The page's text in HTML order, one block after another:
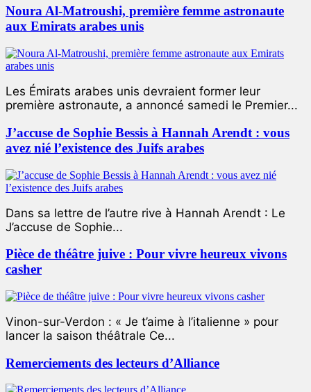
Noura Al-Matroushi, première femme astronaute
aux Emirats arabes unis
Les Émirats arabes unis devraient former leur
première astronaute, a annoncé samedi le Premier...
J’accuse de Sophie Bessis à Hannah Arendt : vous
avez nié l’existence des Juifs arabes
Dans sa lettre de l’autre rive à Hannah Arendt : Le
J’accuse de Sophie...
Pièce de théâtre juive : Pour vivre heureux vivons
casher
Vinon-sur-Verdon : « Je t’aime à l’italienne » pour
lancer la saison théâtrale Ce...
Remerciements des lecteurs d’Alliance